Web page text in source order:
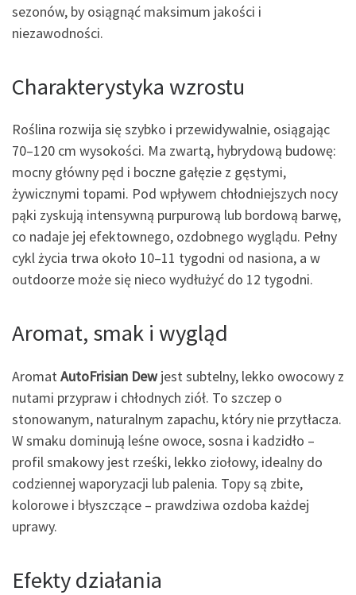
sezonów, by osiągnąć maksimum jakości i
niezawodności.
Charakterystyka wzrostu
Roślina rozwija się szybko i przewidywalnie, osiągając
70–120 cm wysokości. Ma zwartą, hybrydową budowę:
mocny główny pęd i boczne gałęzie z gęstymi,
żywicznymi topami. Pod wpływem chłodniejszych nocy
pąki zyskują intensywną purpurową lub bordową barwę,
co nadaje jej efektownego, ozdobnego wyglądu. Pełny
cykl życia trwa około 10–11 tygodni od nasiona, a w
outdoorze może się nieco wydłużyć do 12 tygodni.
Aromat, smak i wygląd
AromatAutoFrisian Dewjest subtelny, lekko owocowy z
nutami przypraw i chłodnych ziół. To szczep o
stonowanym, naturalnym zapachu, który nie przytłacza.
W smaku dominują leśne owoce, sosna i kadzidło –
profil smakowy jest rześki, lekko ziołowy, idealny do
codziennej waporyzacji lub palenia. Topy są zbite,
kolorowe i błyszczące – prawdziwa ozdoba każdej
uprawy.
Efekty działania